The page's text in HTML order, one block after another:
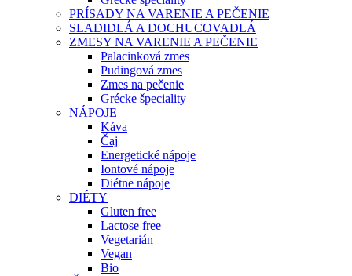
PRÍSADY NA VARENIE A PEČENIE
SLADIDLÁ A DOCHUCOVADLÁ
ZMESY NA VARENIE A PEČENIE
Palacinková zmes
Pudingová zmes
Zmes na pečenie
Grécke špeciality
NÁPOJE
Káva
Čaj
Energetické nápoje
Iontové nápoje
Diétne nápoje
DIÉTY
Gluten free
Lactose free
Vegetarián
Vegan
Bio